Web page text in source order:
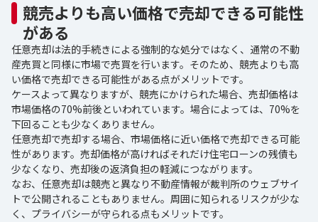
競売よりも高い価格で売却できる可能性
がある
任意売却は法的手続きによる強制的な処分ではなく、通常の不動
産売買と同様に市場で売買を行います。そのため、競売よりも高
い価格で売却できる可能性がある点がメリットです。
ケースよって異なりますが、競売にかけられた場合、売却価格は
市場価格の70%前後といわれています。場合によっては、70%を
下回ることも少なくありません。
任意売却で売却する場合、市場価格に近い価格で売却できる可能
性があります。売却価格が高ければそれだけ住宅ローンの残債も
少なくなり、売却後の返済負担の軽減につながります。
なお、任意売却は競売と異なり不動産情報が裁判所のウェブサイ
トで公開されることもありません。周囲に知られるリスクが少な
く、プライバシーが守られる点もメリットです。